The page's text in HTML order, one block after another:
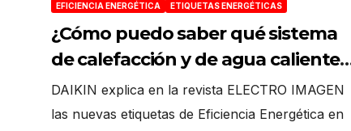
EFICIENCIA ENERGÉTICA ETIQUETAS ENERGÉTICAS
¿Cómo puedo saber qué sistema
de calefacción y de agua caliente
(ACS) me conviene por ser más
eficiente?
DAIKIN explica en la revista ELECTRO IMAGEN
las nuevas etiquetas de Eficiencia Energética en